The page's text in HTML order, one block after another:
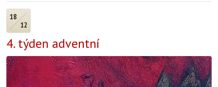
18
12
4. týden adventní